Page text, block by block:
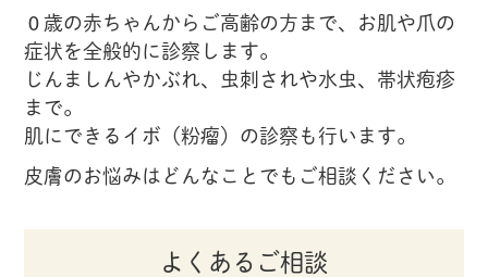
０歳の赤ちゃんからご高齢の方まで、お肌や爪の
症状を全般的に診察します。
じんましんやかぶれ、虫刺されや水虫、帯状疱疹
まで。
肌にできるイボ（粉瘤）の診察も行います。
皮膚のお悩みはどんなことでもご相談ください。
よくあるご相談